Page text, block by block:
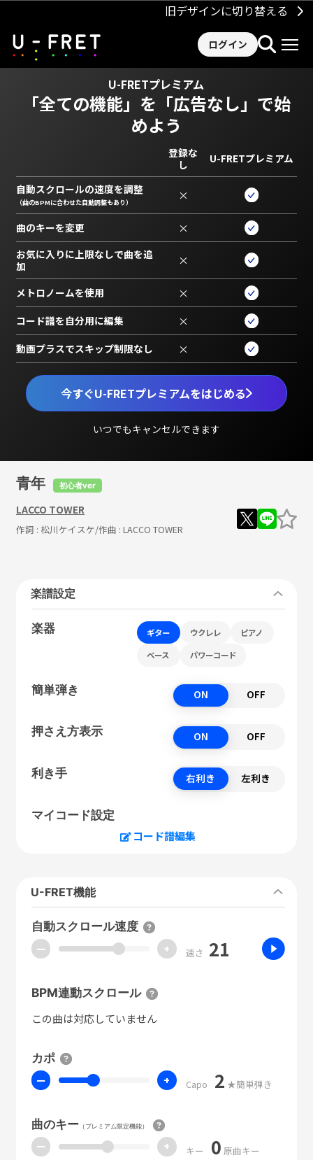
旧デザインに切り替える
ログイン
U-FRETプレミアム
「全ての機能」を 「広告なし」で始
めよう
今すぐU-FRETプレミアムをはじめる
いつでもキャンセルできます
登録な
し
U-FRETプレミアム
自動スクロールの速度を調整
（曲のBPMに合わせた自動調整もあり） ×
曲のキーを変更 ×
お気に入りに上限なしで曲を追
加
×
メトロノームを使用 ×
コード譜を自分用に編集 ×
動画プラスでスキップ制限なし ×
青年 初心者ver
LACCO TOWER
作詞 : 松川ケイスケ/作曲 : LACCO TOWER
楽譜設定
楽器 ギター ウクレレ ピアノ
ベース パワーコード
簡単弾き ON OFF
押さえ方表示 ON OFF
利き手 右利き 左利き
マイコード設定
コード譜編集
U-FRET機能
自動スクロール速度
ー + 速さ 21
BPM連動スクロール
この曲は対応していません
カポ
ー + Capo 2 ★簡単弾き
曲のキー（プレミアム限定機能）
ー + キー 0 原曲キー